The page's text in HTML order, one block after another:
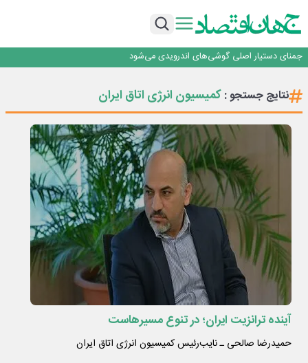
ایران، شریک راهبردی اتحادیه اقتصادی اوراسیا در مسیر توسعه تجارت و همگرایی
جمنای دستیار اصلی گوشی‌های اندرویدی می‌شود
برگزاری آیین نکوداشت فعالان مواکب مرز شلمچه توسط شهرداری منطقه یک
ایران، شریک راهبردی اتحادیه اقتصادی اوراسیا در مسیر توسعه تجارت و همگرایی
نتایج جستجو :کمیسیون انرژی اتاق ایران
آینده ترانزیت ایران؛ در تنوع مسیرهاست
حمیدرضا صالحی ـ نایب‌رئیس کمیسیون انرژی اتاق ایران